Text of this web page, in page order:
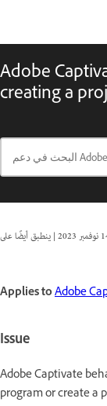
Adobe
creating a
2023
|
Applies toAdobe
Issue
Adobe Captivate
program or create a